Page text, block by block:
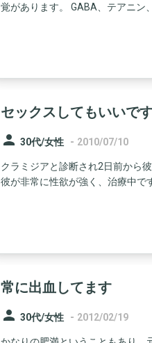
覚があります。 GABA、テアニン
セックスしてもいいで
person 30代/女性 - 2010/07/10
クラミジアと診断され2日前から
彼が非常に性欲が強く、治療中で
常に出血してます
person 30代/女性 - 2012/02/19